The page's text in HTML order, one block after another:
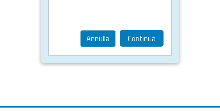
Annulla Continua